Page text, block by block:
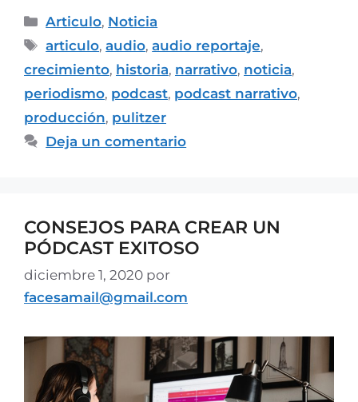
Articulo, Noticia
articulo,audio,audio reportaje,
crecimiento, historia, narrativo, noticia,
periodismo, podcast, podcast narrativo,
producción, pulitzer
Deja un comentario
CONSEJOS PARA CREAR UN
PÓDCAST EXITOSO
diciembre 1, 2020 por
facesamail@gmail.com